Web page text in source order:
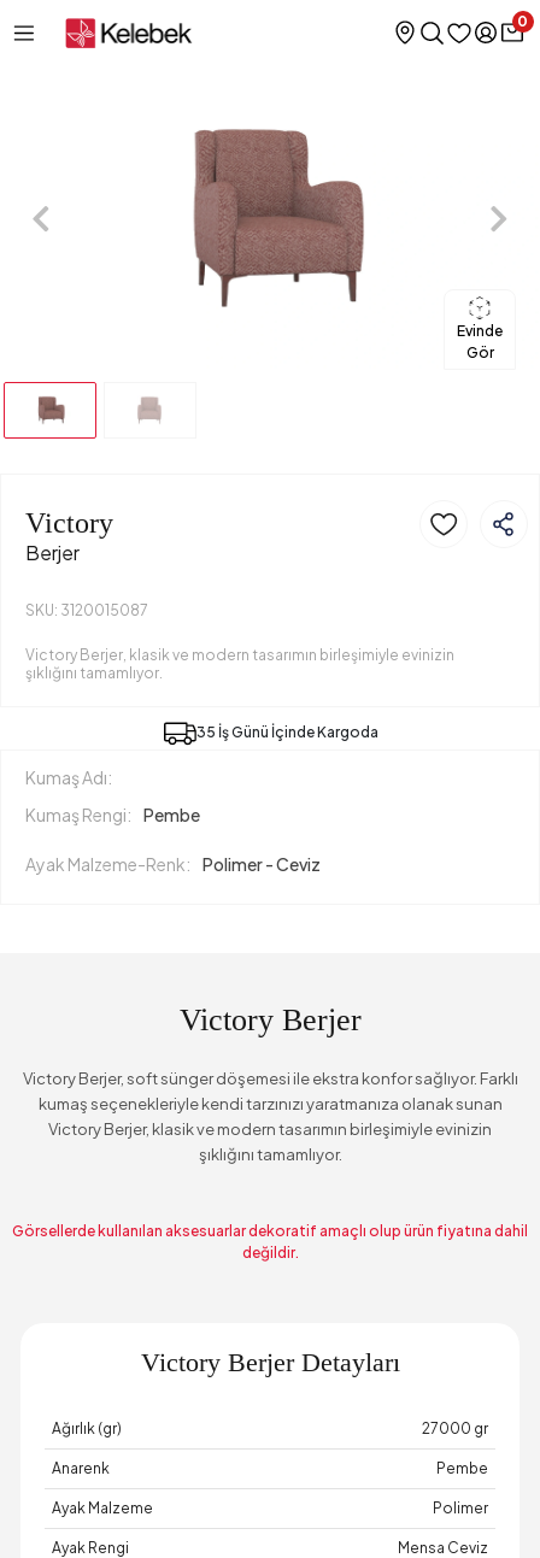
0
Evinde
Gör
Victory
Berjer
SKU: 3120015087
Victory Berjer, klasik ve modern tasarımın birleşimiyle evinizin
şıklığını tamamlıyor.
35 İş Günü İçinde Kargoda
Kumaş Adı:
Kumaş Rengi:
Pembe
Ayak Malzeme-Renk: Polimer - Ceviz
Victory Berjer
Victory Berjer, soft sünger döşemesi ile ekstra konfor sağlıyor. Farklı
kumaş seçenekleriyle kendi tarzınızı yaratmanıza olanak sunan
Victory Berjer, klasik ve modern tasarımın birleşimiyle evinizin
şıklığını tamamlıyor.
Görsellerde kullanılan aksesuarlar dekoratif amaçlı olup ürün fiyatına dahil
değildir.
Victory Berjer Detayları
Ağırlık (gr) 27000 gr
Anarenk Pembe
Ayak Malzeme Polimer
Ayak Rengi Mensa Ceviz